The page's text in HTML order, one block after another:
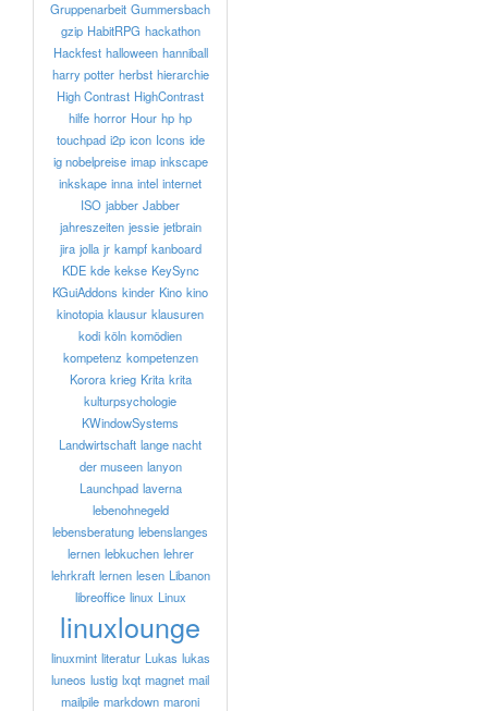
Gruppenarbeit Gummersbach
gzip HabitRPG hackathon
Hackfest halloween hanniball
harry potter herbst hierarchie
High Contrast HighContrast
hilfe horror Hour hp hp
touchpad i2p icon Icons ide
ig nobelpreise imap inkscape
inkskape inna intel internet
ISO jabber Jabber
jahreszeiten jessie jetbrain
jira jolla jr kampf kanboard
KDE kde kekse KeySync
KGuiAddons kinder Kino kino
kinotopia klausur klausuren
kodi köln komödien
kompetenz kompetenzen
Korora krieg Krita krita
kulturpsychologie
KWindowSystems
Landwirtschaft lange nacht
der museen lanyon
Launchpad laverna
lebenohnegeld
lebensberatung lebenslanges
lernen lebkuchen lehrer
lehrkraft lernen lesen Libanon
libreoffice linux Linux
linuxlounge
linuxmint literatur Lukas lukas
luneos lustig lxqt magnet mail
mailpile markdown maroni